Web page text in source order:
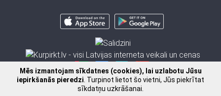
Mēs izmantojam sīkdatnes (cookies), lai uzlabotu Jūsu
iepirkšanās pieredzi . Turpinot lietot šo vietni, Jūs piekrītat
sīkdatņu uzkrāšanai.